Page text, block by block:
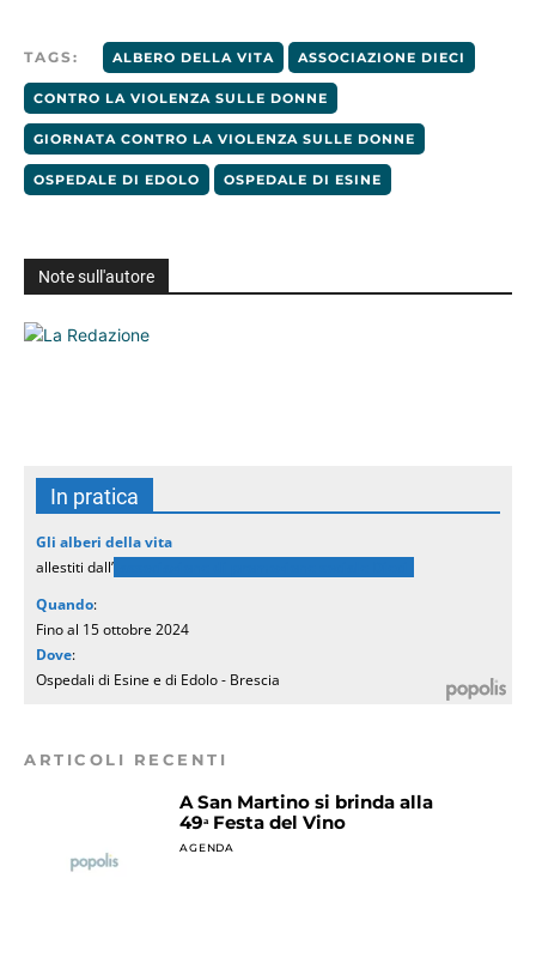
TAGS: ALBERO DELLA VITA ASSOCIAZIONE DIECI
CONTRO LA VIOLENZA SULLE DONNE
GIORNATA CONTRO LA VIOLENZA SULLE DONNE
OSPEDALE DI EDOLO OSPEDALE DI ESINE
Note sull'autore
In pratica
Gli alberi della vita
allestiti dall’
Quando:
Fino al 15 ottobre 2024
Dove:
Ospedali di Esine e di Edolo - Brescia
ARTICOLI RECENTI
A San Martino si brinda alla
49ᵃ Festa del Vino
AGENDA